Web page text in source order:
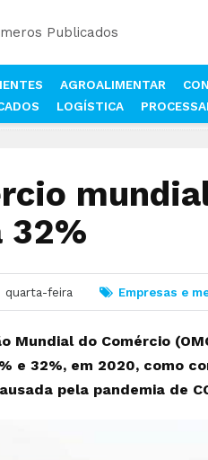
Publicados
AGROALIMENTAR
LOGÍSTICA
32%
quarta-feira Empresas e
Mundial do Comércio
e 32%, em 2020, como
pela pandemia de